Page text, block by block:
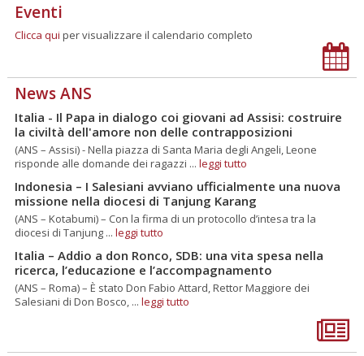
Eventi
Clicca qui per visualizzare il calendario completo
News ANS
Italia - Il Papa in dialogo coi giovani ad Assisi: costruire
la civiltà dell'amore non delle contrapposizioni
(ANS – Assisi) - Nella piazza di Santa Maria degli Angeli, Leone
risponde alle domande dei ragazzi ... leggi tutto
Indonesia – I Salesiani avviano ufficialmente una nuova
missione nella diocesi di Tanjung Karang
(ANS – Kotabumi) – Con la firma di un protocollo d’intesa tra la
diocesi di Tanjung ... leggi tutto
Italia – Addio a don Ronco, SDB: una vita spesa nella
ricerca, l’educazione e l’accompagnamento
(ANS – Roma) – È stato Don Fabio Attard, Rettor Maggiore dei
Salesiani di Don Bosco, ... leggi tutto